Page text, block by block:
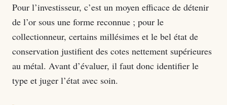
Pour l’investisseur, c’est un moyen efficace de détenir
de l’or sous une forme reconnue ; pour le
collectionneur, certains millésimes et le bel état de
conservation justifient des cotes nettement supérieures
au métal. Avant d’évaluer, il faut donc identifier le
type et juger l’état avec soin.